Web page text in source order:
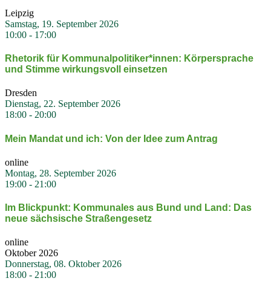
Leipzig
Samstag, 19. September 2026
10:00 - 17:00
Rhetorik für Kommunalpolitiker*innen: Körper­sprache
und Stimme wirkungsvoll einsetzen
Dresden
Dienstag, 22. September 2026
18:00 - 20:00
Mein Mandat und ich: Von der Idee zum Antrag
online
Montag, 28. September 2026
19:00 - 21:00
Im Blick­punkt: Kommu­nales aus Bund und Land: Das
neue sächsische Straßen­gesetz
online
Oktober 2026
Donnerstag, 08. Oktober 2026
18:00 - 21:00